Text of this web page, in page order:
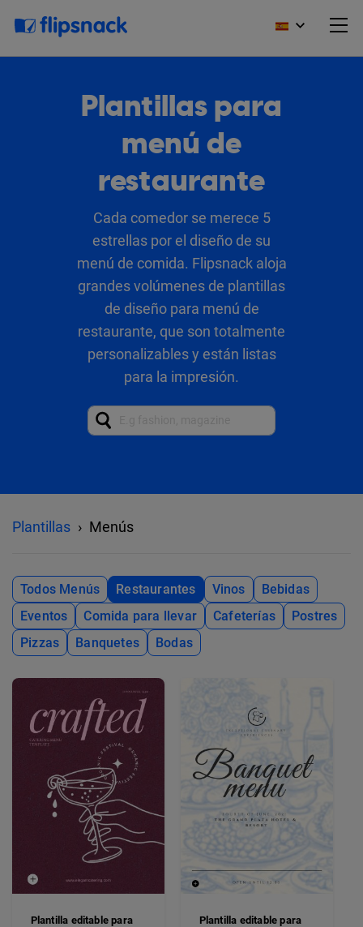
Plantillas para
menú de
restaurante
Cada comedor se merece 5
estrellas por el diseño de su
menú de comida. Flipsnack aloja
grandes volúmenes de plantillas
de diseño para menú de
restaurante, que son totalmente
personalizables y están listas
para la impresión.
Plantillas Menús
Todos Menús Restaurantes Vinos
Bebidas
Eventos
Comida para llevar Cafeterías
Postres
Pizzas
Banquetes Bodas
Plantilla editable para
Plantilla editable para